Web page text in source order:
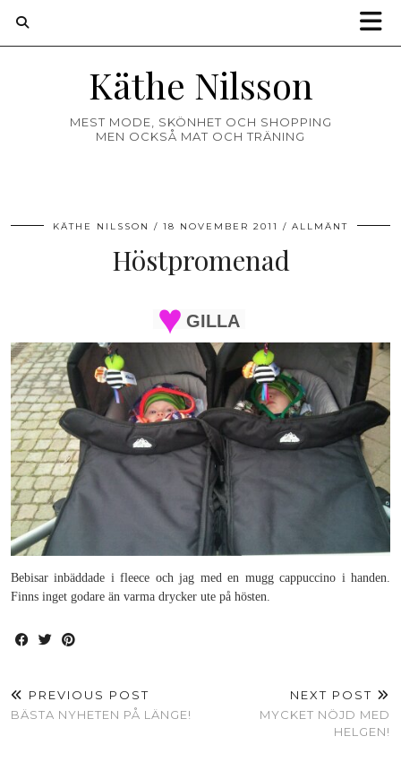
Käthe Nilsson
MEST MODE, SKÖNHET OCH SHOPPING
MEN OCKSÅ MAT OCH TRÄNING
KÄTHE NILSSON 18 NOVEMBER 2011 ALLMÄNT
Höstpromenad
GILLA
Bebisar inbäddade i fleece och jag med en mugg cappuccino i handen.
Finns inget godare än varma drycker ute på hösten.
PREVIOUS POST
BÄSTA NYHETEN PÅ LÄNGE!
NEXT POST
MYCKET NÖJD MED
HELGEN!